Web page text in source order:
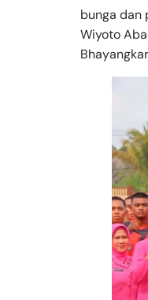
bunga dan
Wiyoto